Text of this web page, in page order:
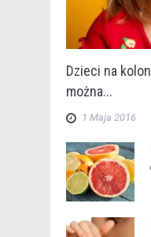
Dzieci na
można...
1 Maja 2016